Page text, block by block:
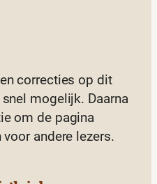
correcties op dit
mogelijk. Daarna
om de pagina
andere lezers.